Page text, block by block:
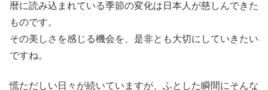
暦に読み込まれている季節の変化は日本人が慈しんできた
ものです。
その美しさを感じる機会を、是非とも大切にしていきたい
ですね。
慌ただしい日々が続いていますが、ふとした瞬間にそんな